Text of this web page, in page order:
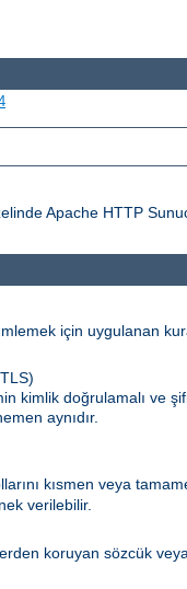
Apache HTTP
için uygulanan
kimlik doğrulamalı ve
aynıdır.
kısmen veya
verilebilir.
koruyan sözcük